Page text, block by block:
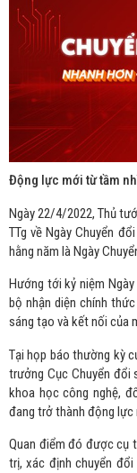
Động lực mới từ tầm
Ngày 22/4/2022, Thủ
TTg về Ngày Chuyển
hằng năm là Ngày
Hướng tới kỷ niệm
bộ nhận diện chính
sáng tạo và kết nối của
Tại họp báo thường kỳ
trưởng Cục Chuyển đổi
khoa học công nghệ,
đang trở thành động lực
Quan điểm đó được cụ
trị, xác định chuyển